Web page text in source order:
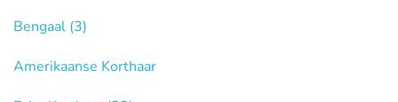
Bengaal (3)
Amerikaanse Korthaar